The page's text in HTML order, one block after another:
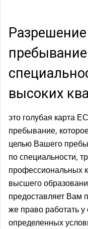
высоких
это голубая карта
пребывание,
целью Вашего
по специальности,
профессиональных
высшего
предоставляет Вам
же право работать
определенных